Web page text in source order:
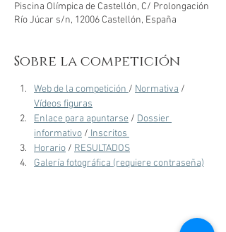
Piscina Olímpica de Castellón, C/ Prolongación
Río Júcar s/n, 12006 Castellón, España
Sobre la competición
Web de la competición / Normativa /
Vídeos figuras
Enlace para apuntarse / Dossier
informativo / Inscritos
Horario / RESULTADOS
Galería fotográfica (requiere contraseña)